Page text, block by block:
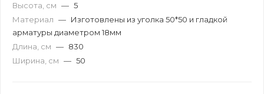
Высота, см — 5
Материал — Изготовлены из уголка 50*50 и гладкой
арматуры диаметром 18мм
Длина, см — 830
Ширина, см — 50